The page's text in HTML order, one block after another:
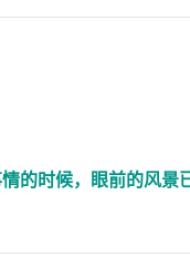
的时候，眼前的风景